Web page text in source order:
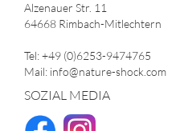
Alzenauer Str. 11
64668 Rimbach-Mitlechtern
Tel: +49 (0)6253-9474765
Mail: info@nature-shock.com
SOZIAL MEDIA